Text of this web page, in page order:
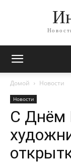
Домой Новости
Новости
С Днём